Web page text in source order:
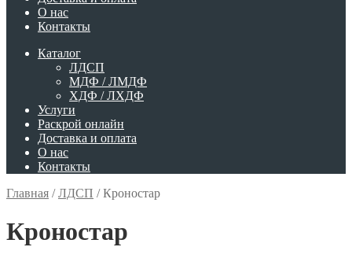
О нас
Контакты
Каталог
ЛДСП
МДФ / ЛМДФ
ХДФ / ЛХДФ
Услуги
Раскрой онлайн
Доставка и оплата
О нас
Контакты
Главная /ЛДСП /Кроностар
Кроностар